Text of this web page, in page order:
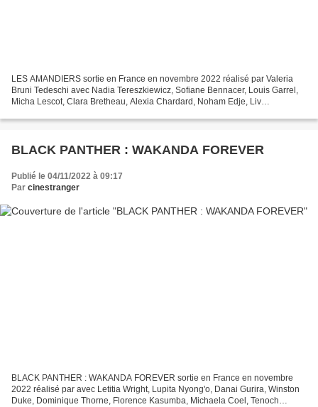
LES AMANDIERS sortie en France en novembre 2022 réalisé par Valeria
Bruni Tedeschi avec Nadia Tereszkiewicz, Sofiane Bennacer, Louis Garrel,
Micha Lescot, Clara Bretheau, Alexia Chardard, Noham Edje, Liv
BLACK PANTHER : WAKANDA FOREVER
Publié le 04/11/2022 à 09:17
Par cinestranger
BLACK PANTHER : WAKANDA FOREVER sortie en France en novembre
2022 réalisé par avec Letitia Wright, Lupita Nyong'o, Danai Gurira, Winston
Duke, Dominique Thorne, Florence Kasumba, Michaela Coel, Tenoch